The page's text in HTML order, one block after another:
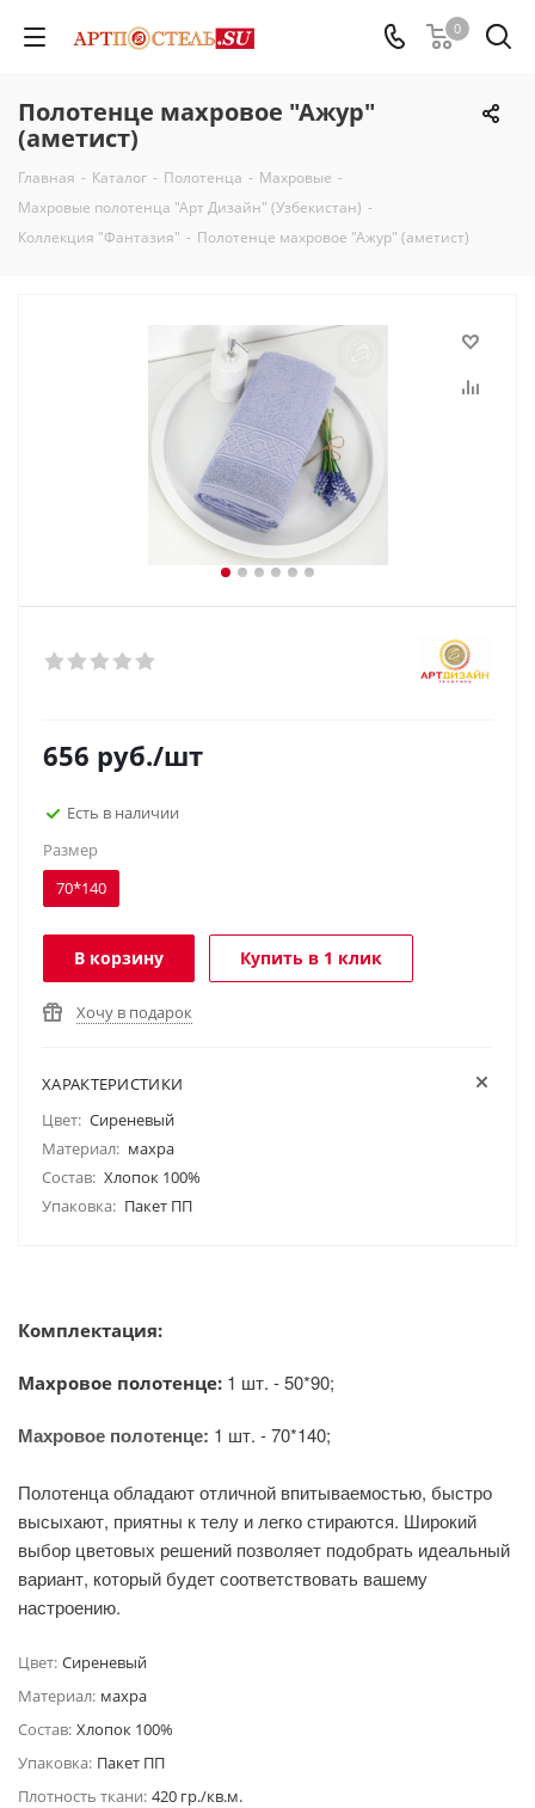
0
Полотенце махровое "Ажур"
(аметист)
Главная - Каталог - Полотенца - Махровые -
Махровые полотенца "Арт Дизайн" (Узбекистан) -
Коллекция "Фантазия" - Полотенце махровое "Ажур" (аметист)
656 руб./шт
Есть в наличии
Размер
70*140
В корзину Купить в 1 клик
Хочу в подарок
ХАРАКТЕРИСТИКИ
Цвет: Сиреневый
Материал: махра
Состав: Хлопок 100%
Упаковка: Пакет ПП
Комплектация:
Махровое полотенце: 1 шт. - 50*90;
Махровое полотенце: 1 шт. - 70*140;
Полотенца обладают отличной впитываемостью, быстро
высыхают, приятны к телу и легко стираются. Широкий
выбор цветовых решений позволяет подобрать идеальный
вариант, который будет соответствовать вашему
настроению.
Цвет: Сиреневый
Материал: махра
Состав: Хлопок 100%
Упаковка: Пакет ПП
Плотность ткани: 420 гр./кв.м.